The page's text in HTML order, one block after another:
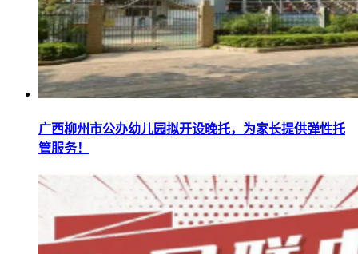
广西柳州市公办幼儿园拟开设晚托，为家长提供弹性托
管服务！